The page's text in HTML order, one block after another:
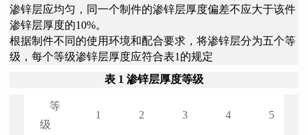
渗锌层应均匀，同一个制件的渗锌层厚度偏差不应大于该件
渗锌层厚度的10%。
根据制件不同的使用环境和配合要求，将渗锌层分为五个等
级，每个等级渗锌层厚度应符合表1的规定
表 1 渗锌层厚度等级
等
级
1 2 3 4 5